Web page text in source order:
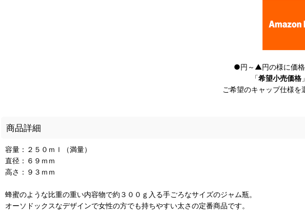
●円～▲円の様に価格
「希望小売価格
ご希望のキャップ仕様
商品詳細
容量：２５０ｍｌ（満量）
直径：６９ｍｍ
高さ：９３ｍｍ
蜂蜜のような比重の重い内容物で約３００ｇ入る手ごろなサイズのジャム瓶。
オーソドックスなデザインで女性の方でも持ちやすい太さの定番商品です。